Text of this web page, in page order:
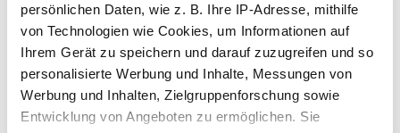
persönlichen Daten, wie z. B. Ihre IP-Adresse, mithilfe
von Technologien wie Cookies, um Informationen auf
Ihrem Gerät zu speichern und darauf zuzugreifen und so
personalisierte Werbung und Inhalte, Messungen von
Werbung und Inhalten, Zielgruppenforschung sowie
Entwicklung von Angeboten zu ermöglichen. Sie
E-Government
Einzelhandel
Elektrofachhandel